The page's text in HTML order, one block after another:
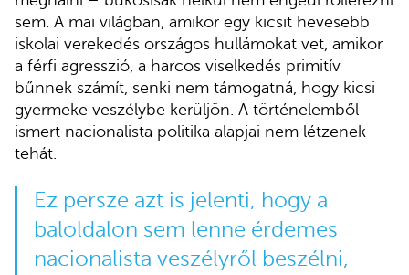
sem. A mai világban, amikor egy kicsit hevesebb
iskolai verekedés országos hullámokat vet, amikor
a férfi agresszió, a harcos viselkedés primitív
bűnnek számít, senki nem támogatná, hogy kicsi
gyermeke veszélybe kerüljön. A történelemből
ismert nacionalista politika alapjai nem létzenek
tehát.
Ez persze azt is jelenti, hogy a
baloldalon sem lenne érdemes
nacionalista veszélyről beszélni,